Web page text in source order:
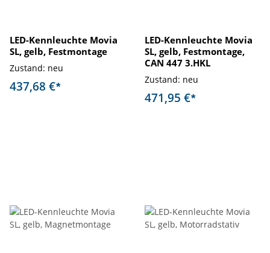
LED-Kennleuchte Movia
SL, gelb, Festmontage
Zustand: neu
437,68 €*
LED-Kennleuchte Movia
SL, gelb, Festmontage,
CAN 447 3.HKL
Zustand: neu
471,95 €*